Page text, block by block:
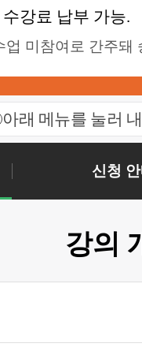
강료 납부 가능.
미참여로 간주돼
아래 메뉴를 눌러
신청 안
강의